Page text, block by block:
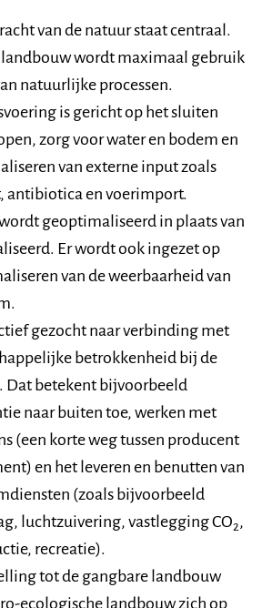
van de natuur staat centraal.
landbouw wordt maximaal gebruik
natuurlijke processen.
is gericht op het sluiten
zorg voor water en bodem en
van externe input zoals
antibiotica en voerimport.
geoptimaliseerd in plaats van
Er wordt ook ingezet op
van de weerbaarheid van
gezocht naar verbinding met
betrokkenheid bij de
Dat betekent bijvoorbeeld
naar buiten toe, werken met
(een korte weg tussen producent
en het leveren en benutten van
(zoals bijvoorbeeld
luchtzuivering, vastlegging CO2,
recreatie).
tot de gangbare landbouw
ecologische landbouw zich op